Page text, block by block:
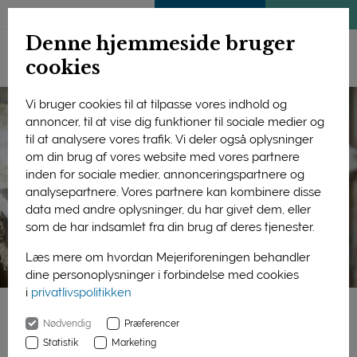
Denne hjemmeside bruger
cookies
Vi bruger cookies til at tilpasse vores indhold og
annoncer, til at vise dig funktioner til sociale medier og
til at analysere vores trafik. Vi deler også oplysninger
om din brug af vores website med vores partnere
inden for sociale medier, annonceringspartnere og
analysepartnere. Vores partnere kan kombinere disse
data med andre oplysninger, du har givet dem, eller
som de har indsamlet fra din brug af deres tjenester.
Læs mere om hvordan Mejeriforeningen behandler
dine personoplysninger i forbindelse med cookies
i privatlivspolitikken
Nødvendig
Præferencer
Statistik
Marketing
Forside Bæredygtighed
God farm management har betydning for